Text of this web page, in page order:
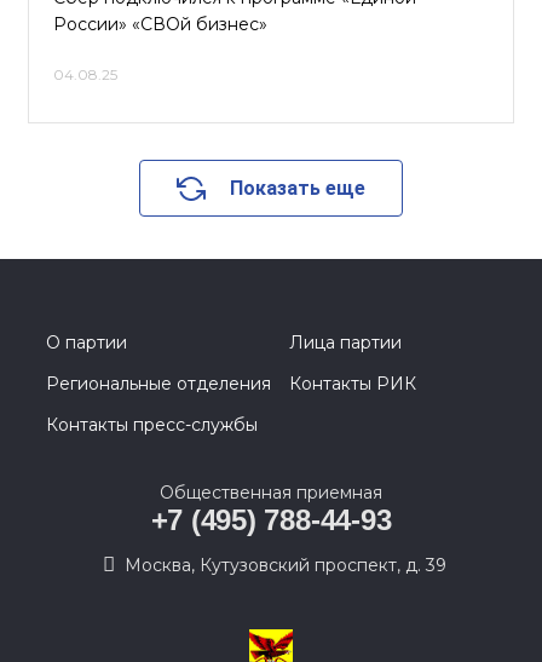
России» «СВОй бизнес»
04.08.25
Показать еще
О партии
Лица партии
Региональные отделения
Контакты РИК
Контакты пресс-службы
Общественная приемная
+7 (495) 788-44-93
Москва, Кутузовский проспект, д. 39